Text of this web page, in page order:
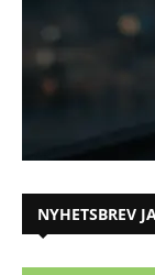
NYHETSBREV